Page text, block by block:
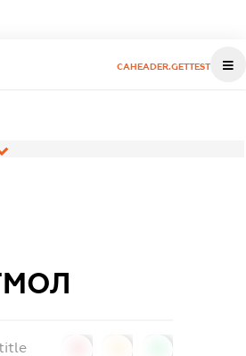
CAHEADER.GETTEST